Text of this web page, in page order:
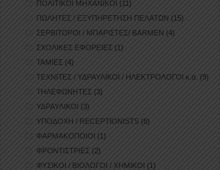
ΠΟΛΙΤΙΚΟΙ ΜΗΧΑΝΙΚΟΙ (11)
ΠΩΛΗΤΕΣ / ΕΞΥΠΗΡΕΤΗΣΗ ΠΕΛΑΤΩΝ (15)
ΣΕΡΒΙΤΟΡΟΙ / ΜΠΑΡΙΣΤΕΣ/ BARMEN (4)
ΣΧΟΛΙΚΕΣ ΕΦΟΡΕΙΕΣ (1)
ΤΑΜΙΕΣ (4)
ΤΕΧΝΙΤΕΣ / ΥΔΡΑΥΛΙΚΟΙ / ΗΛΕΚΤΡΟΛΟΓΟΙ κ.ά. (9)
ΤΗΛΕΦΩΝΗΤΕΣ (3)
ΥΔΡΑΥΛΙΚΟΙ (3)
ΥΠΟΔΟΧΗ / RECEPTIONISTS (6)
ΦΑΡΜΑΚΟΠΟΙΟΙ (1)
ΦΡΟΝΤΙΣΤΡΙΕΣ (2)
ΦΥΣΙΚΟΙ / ΒΙΟΛΟΓΟΙ / ΧΗΜΙΚΟΙ (1)